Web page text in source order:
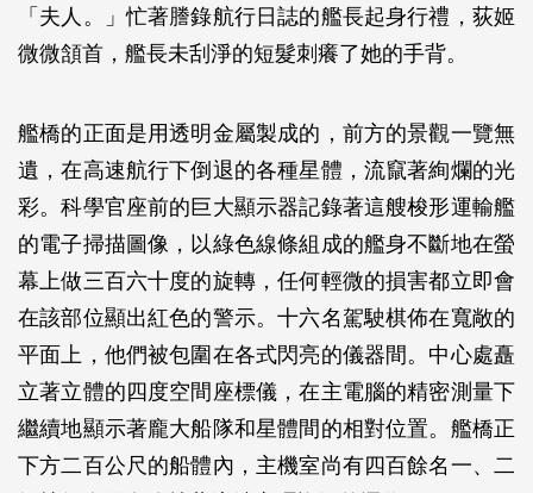
「夫人。」忙著謄錄航行日誌的艦長起身行禮，荻姬
微微頷首，艦長未刮淨的短髮刺癢了她的手背。
艦橋的正面是用透明金屬製成的，前方的景觀一覽無
遺，在高速航行下倒退的各種星體，流竄著絢爛的光
彩。科學官座前的巨大顯示器記錄著這艘梭形運輸艦
的電子掃描圖像，以綠色線條組成的艦身不斷地在螢
幕上做三百六十度的旋轉，任何輕微的損害都立即會
在該部位顯出紅色的警示。十六名駕駛棋佈在寬敞的
平面上，他們被包圍在各式閃亮的儀器間。中心處矗
立著立體的四度空間座標儀，在主電腦的精密測量下
繼續地顯示著龐大船隊和星體間的相對位置。艦橋正
下方二百公尺的船體內，主機室尚有四百餘名一、二